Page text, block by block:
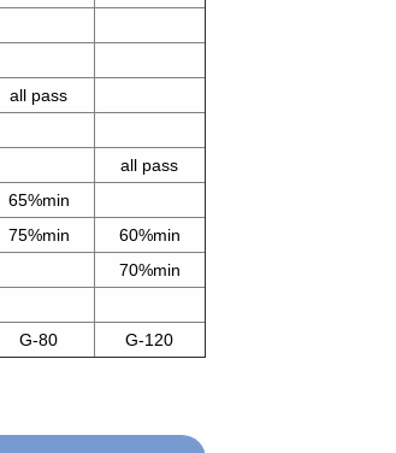
all pass
all pass
65%min
75%min
60%min
70%min
G-80 G-120